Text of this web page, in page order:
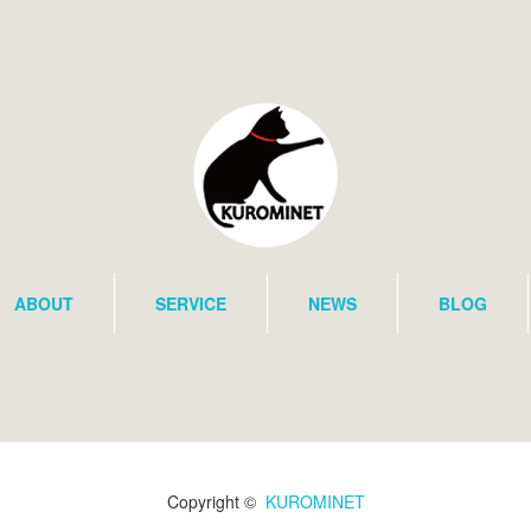
ABOUT SERVICE NEWS BLOG
Copyright © KUROMINET